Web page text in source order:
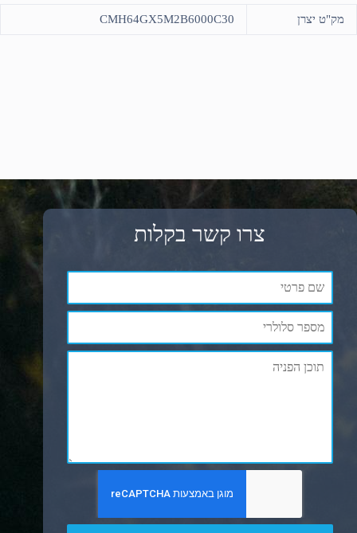
מק"ט יצרן CMH64GX5M2B6000C30
צרו קשר בקלות